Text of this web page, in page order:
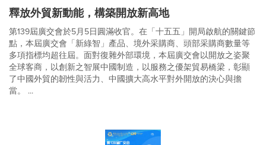
釋放外貿新動能，構築開放新高地
第139屆廣交會於5月5日圓滿收官。在「十五五」開局啟航的關鍵節
點，本屆廣交會「新綠智」產品、境外采購商、頭部采購商數量等
多項指標均超往屆。面對復雜外部環境，本屆廣交會以開放之姿聚
全球客商，以創新之智展中國制造，以服務之優架貿易橋梁，彰顯
了中國外貿的韌性與活力、中國擴大高水平對外開放的決心與擔
當。 ...